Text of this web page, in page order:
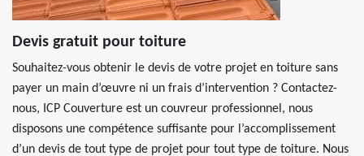
Devis gratuit pour toiture
Souhaitez-vous obtenir le devis de votre projet en toiture sans
payer un main d’œuvre ni un frais d’intervention ? Contactez-
nous, ICP Couverture est un couvreur professionnel, nous
disposons une compétence suffisante pour l’accomplissement
d’un devis de tout type de projet pour tout type de toiture. Nous